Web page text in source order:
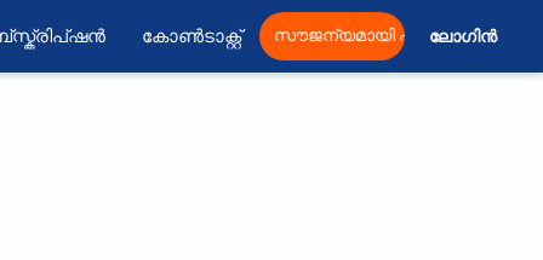
കോൺടാക്റ്റ് സൗജന്യമായി ലോഗിൻ